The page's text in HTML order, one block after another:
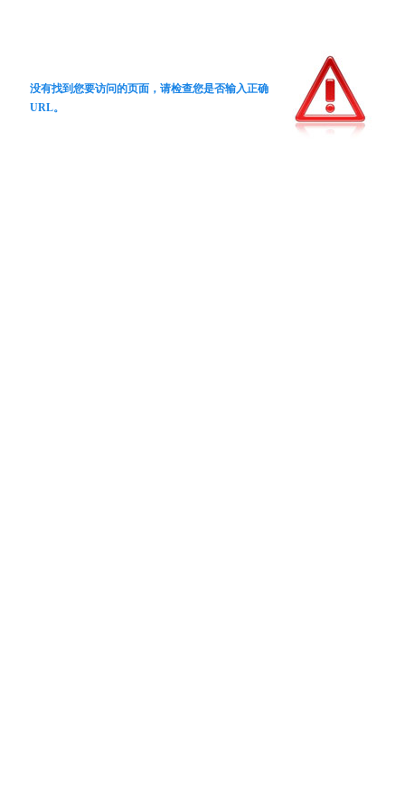
没有找到您要访问的页面，请检查您是否输入正确
URL。